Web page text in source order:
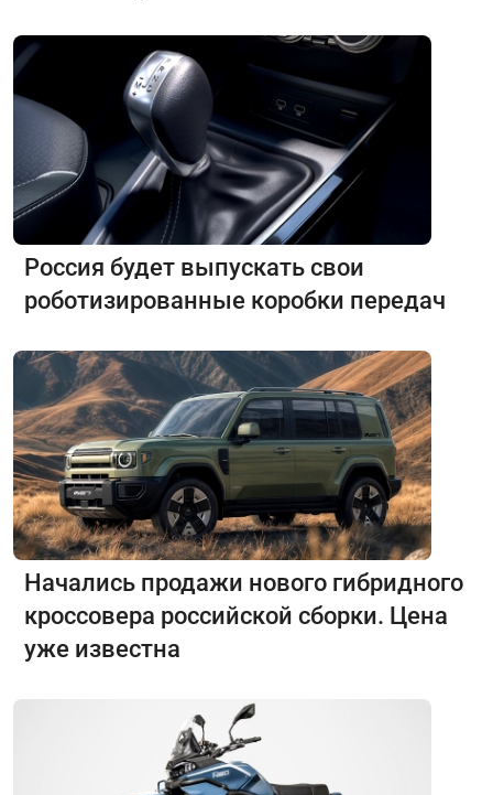
Россия будет выпускать свои
роботизированные коробки передач
Начались продажи нового гибридного
кроссовера российской сборки. Цена
уже известна